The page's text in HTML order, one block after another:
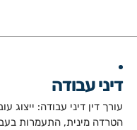
דיני עבודה​
עורך דין דיני עבודה: ייצוג
הטרדה מינית, התעמרות